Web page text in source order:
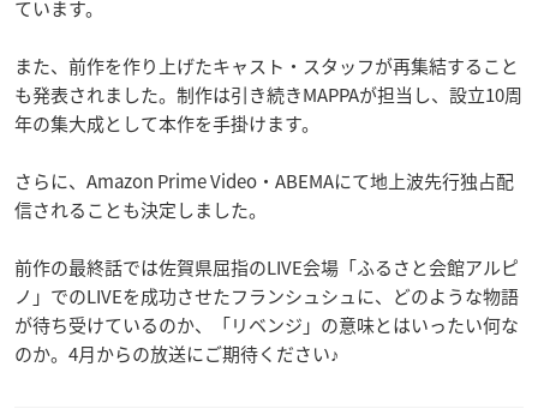
ています。
また、前作を作り上げたキャスト・スタッフが再集結すること
も発表されました。制作は引き続きMAPPAが担当し、設立10周
年の集大成として本作を手掛けます。
さらに、Amazon Prime Video・ABEMAにて地上波先行独占配
信されることも決定しました。
前作の最終話では佐賀県屈指のLIVE会場「ふるさと会館アルピ
ノ」でのLIVEを成功させたフランシュシュに、どのような物語
が待ち受けているのか、「リベンジ」の意味とはいったい何な
のか。4月からの放送にご期待ください♪